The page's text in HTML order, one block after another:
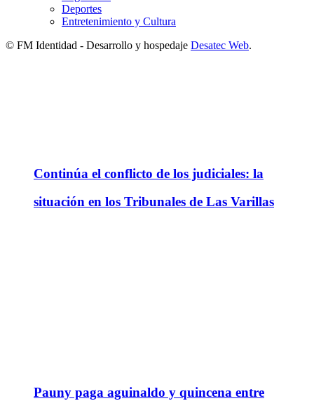
Continúa el conflicto de los judiciales: la
situación en los Tribunales de Las Varillas
Pauny paga aguinaldo y quincena entre
Deportes
Entretenimiento y Cultura
© FM Identidad - Desarrollo y hospedaje Desatec Web.